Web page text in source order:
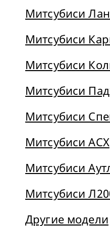
Митсубиси
Митсубиси
Митсубиси
Митсубиси
Митсубиси
Митсубиси АСХ
Митсубиси
Митсубиси
Другие модели